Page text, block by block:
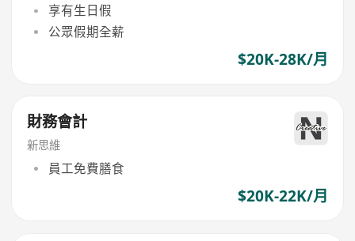
享有生日假
公眾假期全薪
$20K-28K/月
財務會計
新思維
員工免費膳食
$20K-22K/月